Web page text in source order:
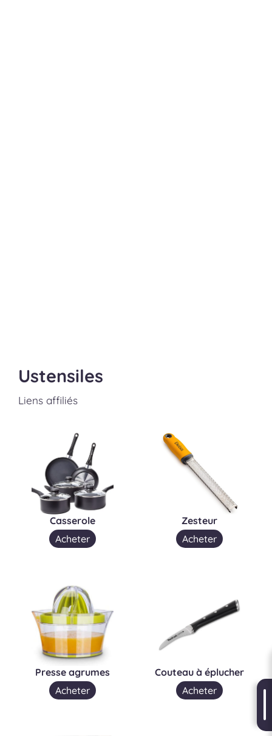
Ustensiles
Liens affiliés
Casserole
Acheter
Zesteur
Acheter
Presse agrumes
Acheter
Couteau à éplucher
Acheter